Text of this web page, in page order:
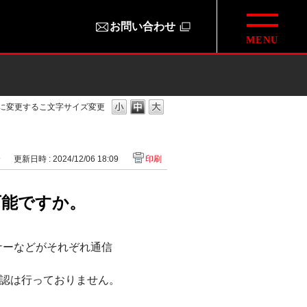
お問い合わせ
文字サイズ変更
変更するこ
更新日時 : 2024/12/06 18:09 印刷
ですか。
などがそれぞれ通信
は行っておりません。